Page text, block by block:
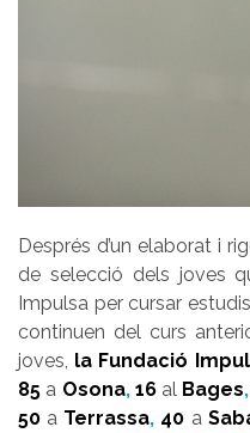
Després d’un elaborat i
de selecció dels joves
Impulsa per cursar
continuen del curs
joves, la Fundació
85 a Osona, 16 al Bages,
50 a Terrassa, 40 a